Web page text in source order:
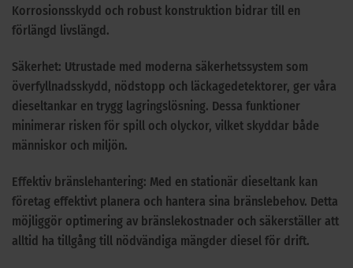
Korrosionsskydd och robust konstruktion bidrar till en
förlängd livslängd.
Säkerhet: Utrustade med moderna säkerhetssystem som
överfyllnadsskydd, nödstopp och läckagedetektorer, ger våra
dieseltankar en trygg lagringslösning. Dessa funktioner
minimerar risken för spill och olyckor, vilket skyddar både
människor och miljön.
Effektiv bränslehantering: Med en stationär dieseltank kan
företag effektivt planera och hantera sina bränslebehov. Detta
möjliggör optimering av bränslekostnader och säkerställer att
alltid ha tillgång till nödvändiga mängder diesel för drift.